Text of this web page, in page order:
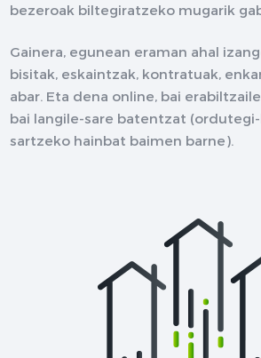
bezeroak biltegiratzeko mugarik
Gainera, egunean eraman ahal
bisitak, eskaintzak, kontratuak,
abar. Eta dena online, bai
bai langile-sare batentzat
sartzeko hainbat baimen barne).